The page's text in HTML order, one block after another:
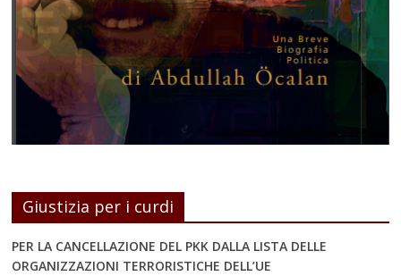
Giustizia per i curdi
PER LA CANCELLAZIONE DEL PKK DALLA LISTA DELLE
ORGANIZZAZIONI TERRORISTICHE DELL’UE